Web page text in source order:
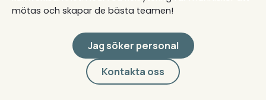
mötas och skapar de bästa teamen!
Jag söker personal
Kontakta oss